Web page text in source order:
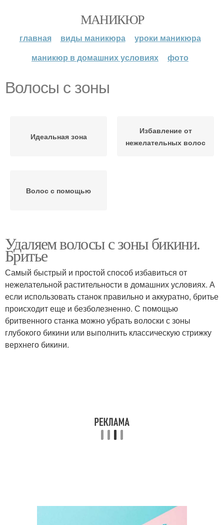
МАНИКЮР
главная виды маникюра
уроки маникюра
маникюр в домашних условиях
фото
Волосы с зоны
Идеальная зона
Избавление от
нежелательных волос
Волос с помощью
Удаляем волосы с зоны бикини.
Бритье
Самый быстрый и простой способ избавиться от
нежелательной растительности в домашних условиях. А
если использовать станок правильно и аккуратно, бритье
происходит еще и безболезненно. С помощью
бритвенного станка можно убрать волоски с зоны
глубокого бикини или выполнить классическую стрижку
верхнего бикини.